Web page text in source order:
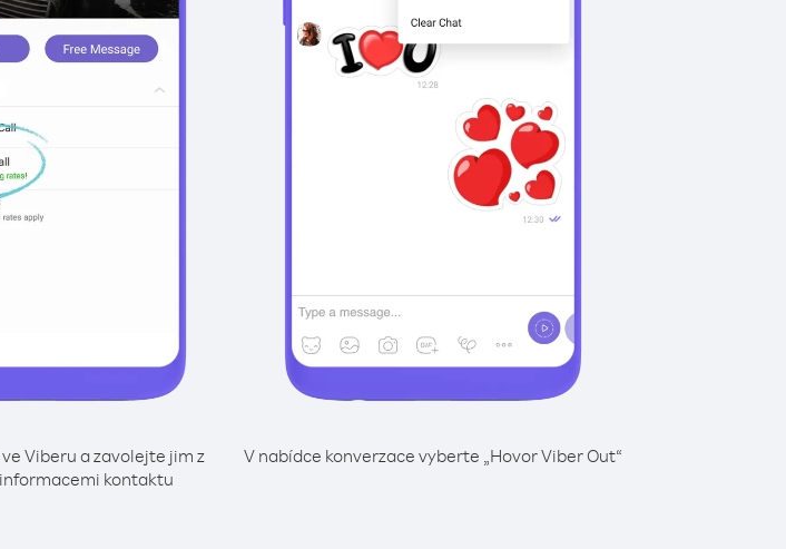
Viberu a zavolejte jim z
kontaktu
V nabídce konverzace vyberte „Hovor Viber Out“